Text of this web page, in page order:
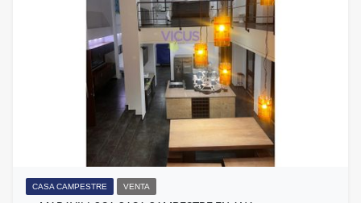
CASA CAMPESTRE VENTA